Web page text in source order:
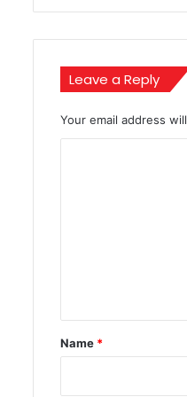
Leave a Reply
Your email address
*
Name *